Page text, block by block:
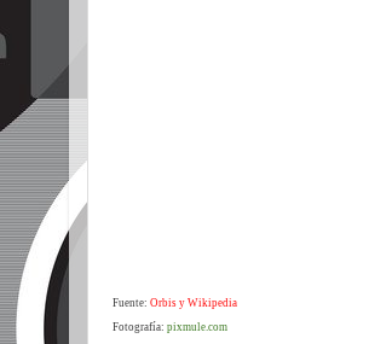
Fuente: Orbis y Wikipedia
Fotografía: pixmule.com